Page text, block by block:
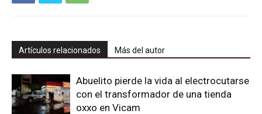
Artículos relacionados Más del autor
Abuelito pierde la vida al electrocutarse
con el transformador de una tienda
oxxo en Vicam